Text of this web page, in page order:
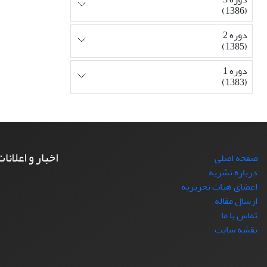
(1386)
دوره 2
(1385)
دوره 1
(1383)
صفحه اصلی
درباره نشریه
اعضای هیات تحریریه
ارسال مقاله
تماس با ما
نقشه سایت
اخبار و